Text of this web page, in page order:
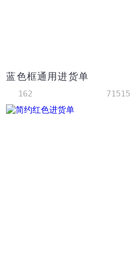
蓝色框通用进货单
162 71515